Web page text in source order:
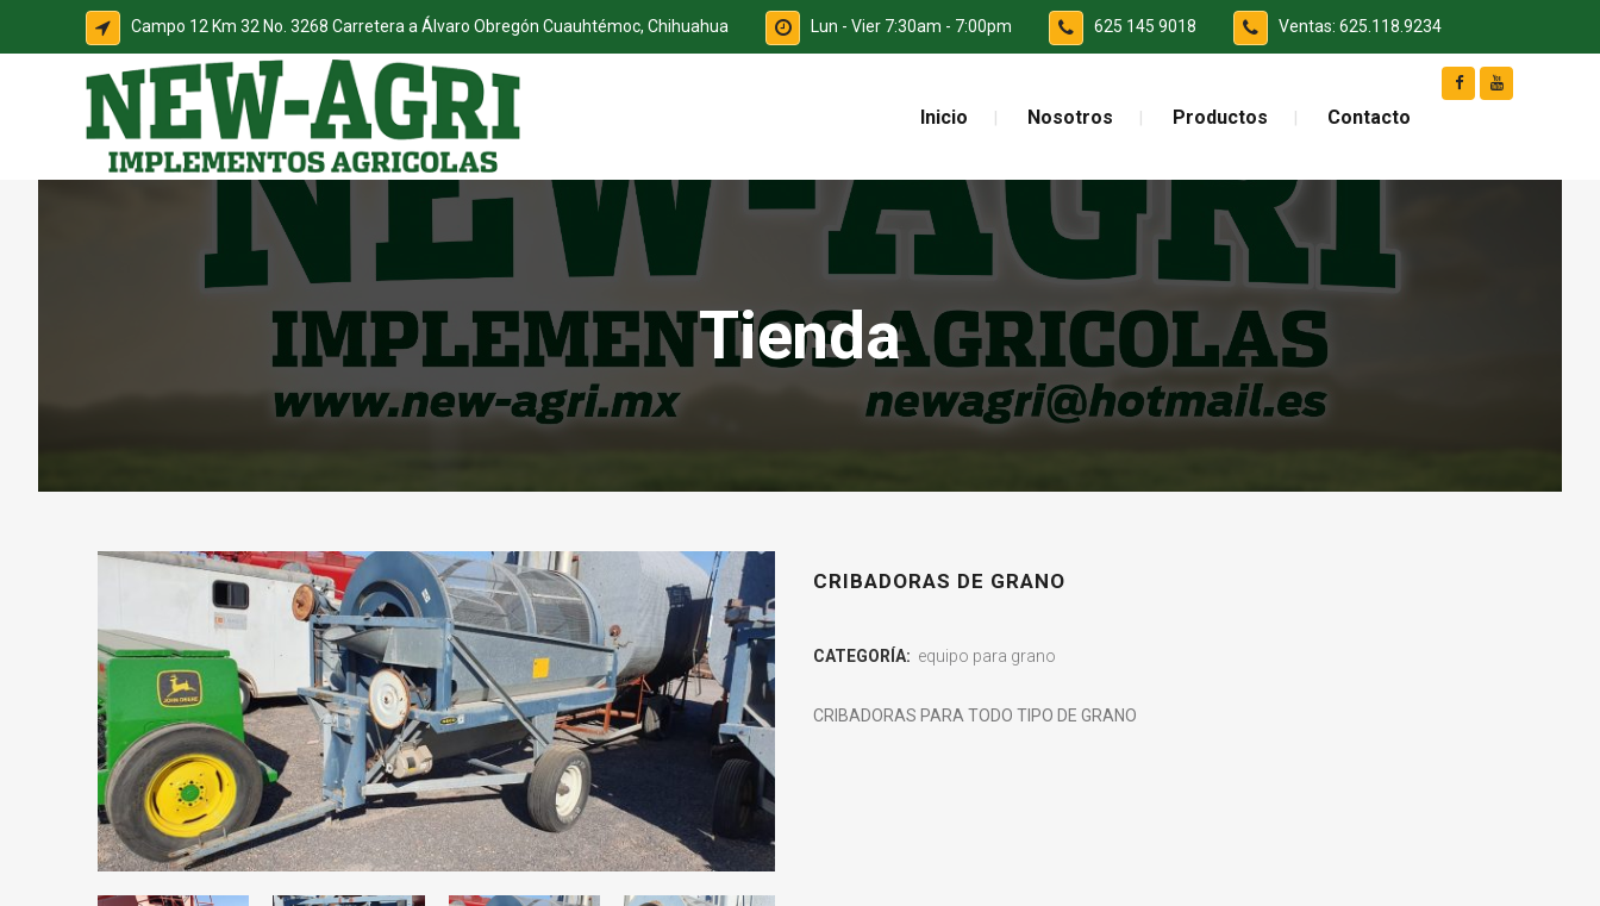
Campo 12 Km 32 No. 3268 Carretera a Álvaro Obregón Cuauhtémoc, Chihuahua Lun - Vier 7:30am - 7:00pm 625 145 9018 Ventas: 625.118.9234
Inicio Nosotros Productos Contacto
Tienda
CRIBADORAS DE GRANO
CATEGORÍA: equipo para grano
CRIBADORAS PARA TODO TIPO DE GRANO